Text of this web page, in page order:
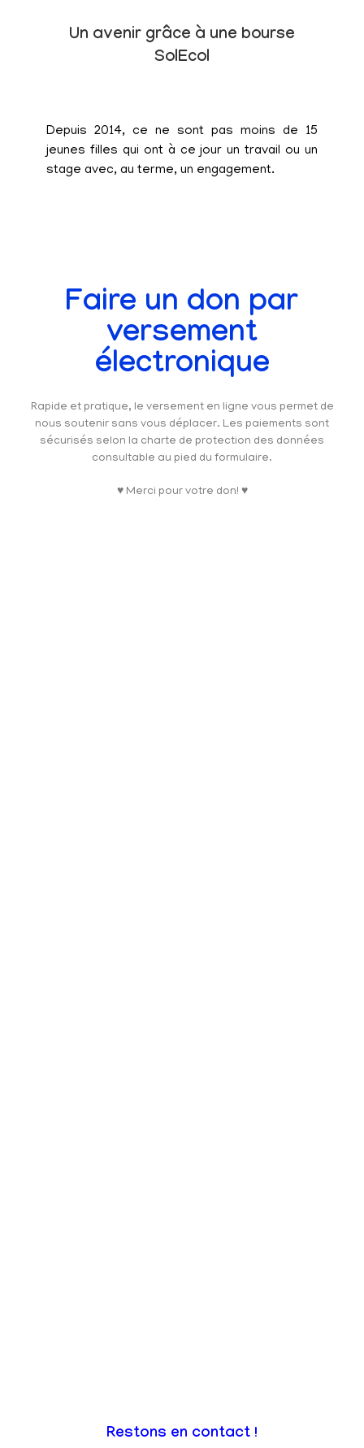
Un avenir grâce à une bourse
SolEcol
Depuis 2014, ce ne sont pas moins de 15
jeunes filles qui ont à ce jour un travail ou un
stage avec, au terme, un engagement.
Faire un don par
versement
électronique
Rapide et pratique, le versement en ligne vous permet de
nous soutenir sans vous déplacer. Les paiements sont
sécurisés selon la charte de protection des données
consultable au pied du formulaire.
♥ Merci pour votre don! ♥
Restons en contact !